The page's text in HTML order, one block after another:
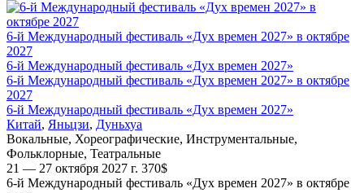
6-й Международный фестиваль «Дух времен 2027» в октябре
2027
6-й Международный фестиваль «Дух времен 2027»
6-й Международный фестиваль «Дух времен 2027» в октябре
2027
6-й Международный фестиваль «Дух времен 2027»
Китай, Яньцзи, Дуньхуа
Вокальные, Хореографические, Инструментальные,
Фольклорные, Театральные
21 — 27 октября 2027 г. 370$
6-й Международный фестиваль «Дух времен 2027» в октябре